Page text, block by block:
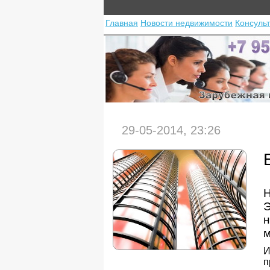
Главная Новости недвижимости
29-05-2014, 23:26